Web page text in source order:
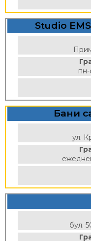
Studio
Бани
ул.
бул.